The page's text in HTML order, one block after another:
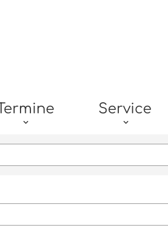
Termine Service